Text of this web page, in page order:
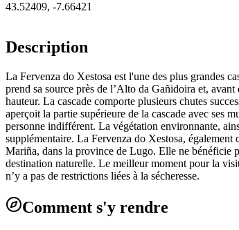
43.52409, -7.66421
Description
La Fervenza do Xestosa est l'une des plus grandes
prend sa source près de l’Alto da Gañidoira et,
hauteur. La cascade comporte plusieurs chutes
aperçoit la partie supérieure de la cascade avec ses
personne indifférent. La végétation environnante,
supplémentaire. La Fervenza do Xestosa, également
Mariña, dans la province de Lugo. Elle ne bénéficie
destination naturelle. Le meilleur moment pour la
n’y a pas de restrictions liées à la sécheresse.
Comment s'y rendre